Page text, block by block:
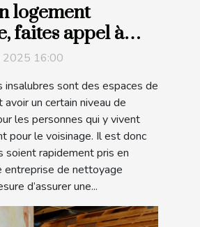
logement
faites appel à
de
extrême !
2025 16:00
insalubres sont des espaces de
un certain niveau de
les personnes qui y vivent
pour le voisinage. Il est donc
soient rapidement pris en
entreprise de nettoyage
d’assurer une...